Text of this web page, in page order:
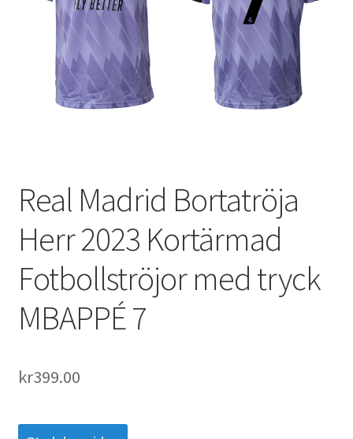
Mitt konto
Storleksguiden
Varukorg
Real Madrid Bortatröja
Herr 2023 Kortärmad
Fotbollströjor med tryck
MBAPPÉ 7
kr399.00